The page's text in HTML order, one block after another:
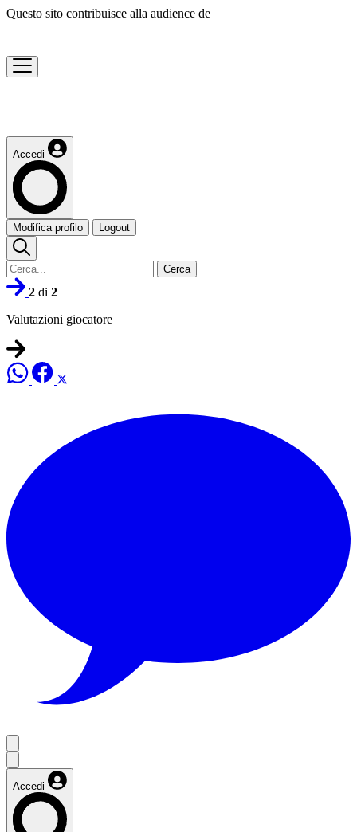
Questo sito contribuisce alla audience de
Accedi
Modifica profilo Logout
Cerca
2 di 2
Valutazioni giocatore
Accedi